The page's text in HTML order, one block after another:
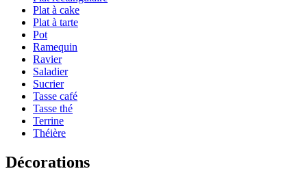
Plat à cake
Plat à tarte
Pot
Ramequin
Ravier
Saladier
Sucrier
Tasse café
Tasse thé
Terrine
Théière
Décorations